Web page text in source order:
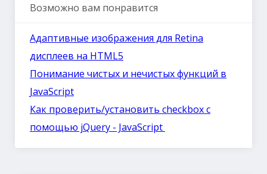
Возможно вам понравится
Адаптивные изображения для Retina
дисплеев на HTML5
Понимание чистых и нечистых функций в
JavaScript
Как проверить/установить checkbox с
помощью jQuery - JavaScript